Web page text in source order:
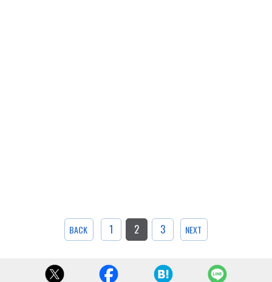
BACK 1 2 3 NEXT